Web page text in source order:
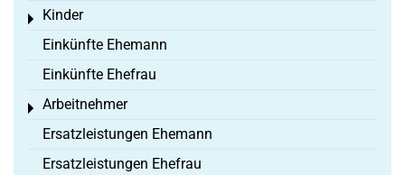
Kinder
Toggle menu
Einkünfte Ehemann
Einkünfte Ehefrau
Arbeitnehmer
Toggle menu
Ersatzleistungen Ehemann
Ersatzleistungen Ehefrau